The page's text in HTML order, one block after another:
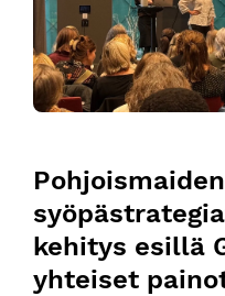
kehitys esillä
yhteiset